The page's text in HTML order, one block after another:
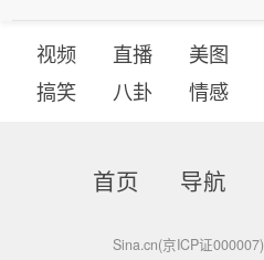
视频 直播 美图
搞笑
八卦 情感
首页 导航
Sina.cn(京ICP证000007)